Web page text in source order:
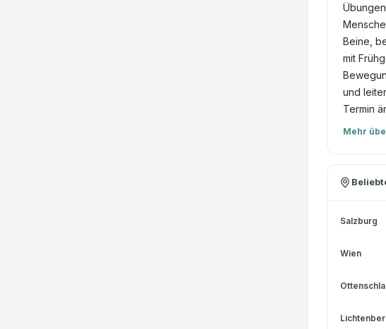
Beine,
mit
und
Termin
Mehr
Salzburg
Wien